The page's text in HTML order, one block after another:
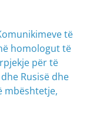
të
homologut të
për të
Rusisë dhe
mbështetje,